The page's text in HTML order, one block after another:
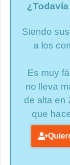
Siendo
a los
Es muy
no lleva
de alta en
que